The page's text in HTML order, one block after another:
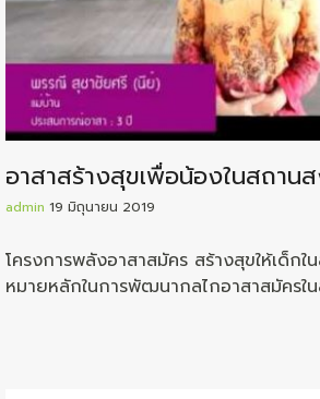
อาสาสร้างสุขเพื่อน้องในสถานส
admin 19 มิถุนายน 2019
โครงการพลังอาสาสมัคร สร้างสุขให้เด็กใ
หมายหลักในการพัฒนากลไกอาสาสมัครใน